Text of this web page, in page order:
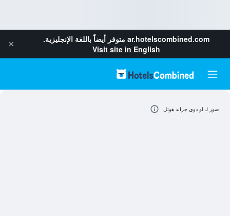
ar.hotelscombined.com متوفر أيضاً باللغة الإنجليزية.
Visit site in English
صور لـ لو دوي جراند هوتل